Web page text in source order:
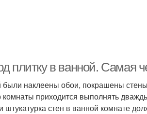
плитку в ванной. Самая
наклеены обои, покрашены
комнаты приходится выполнять
штукатурка стен в ванной комнате